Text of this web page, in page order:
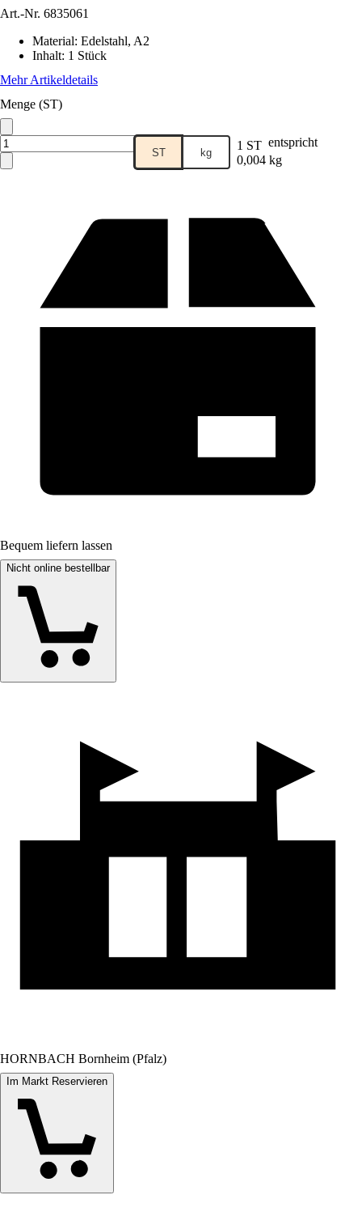
Art.-Nr. 6835061
Material: Edelstahl, A2
Inhalt: 1 Stück
Mehr Artikeldetails
Menge (ST)
ST kg 1 ST entspricht
0,004 kg
Bequem liefern lassen
Nicht online bestellbar
HORNBACH Bornheim (Pfalz)
Im Markt Reservieren